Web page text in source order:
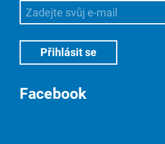
Facebook